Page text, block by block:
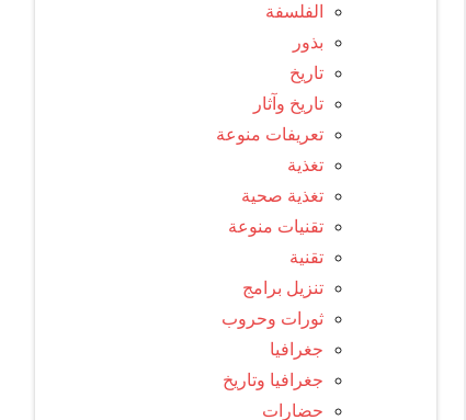
الفلسفة
بذور
تاريخ
تاريخ وآثار
تعريفات منوعة
تغذية
تغذية صحية
تقنيات منوعة
تقنية
تنزيل برامج
ثورات وحروب
جغرافيا
جغرافيا وتاريخ
حضارات